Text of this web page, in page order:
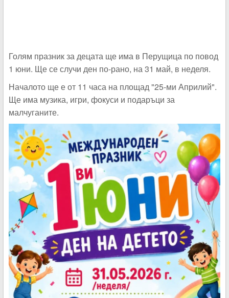
Голям празник за децата ще има в Перущица по повод
1 юни. Ще се случи ден по-рано, на 31 май, в неделя.
Началото ще е от 11 часа на площад "25-ми Априлий".
Ще има музика, игри, фокуси и подаръци за
малчуганите.